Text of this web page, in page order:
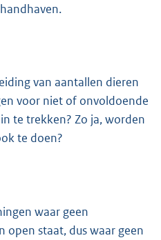
van aantallen dieren
voor niet of onvoldoende
te trekken? Zo ja, worden
te doen?
waar geen
open staat, dus waar geen